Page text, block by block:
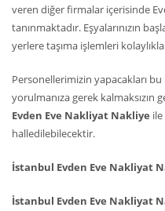
veren diğer firmalar içerisinde
tanınmaktadır. Eşyalarınızın
yerlere taşıma işlemleri
Personellerimizin yapacakları
yorulmanıza gerek kalmaksızın
Evden Eve Nakliyat Nakliye
halledilebilecektir.
İstanbul Evden Eve Nakliyat
İstanbul Evden Eve Nakliyat